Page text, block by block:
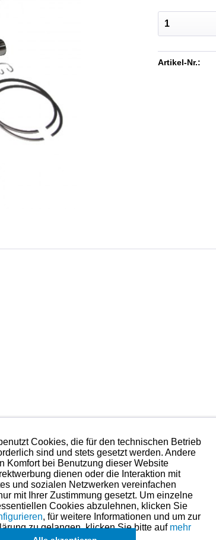
Artikel-Nr.:
der obersten Kategorie anzusiedeln. Der Hersteller
der angebotenen Kolben hier eingeflossen. Es
finden Sie in der Kategorien-Übersicht links oder fragen
sind (falls vorhanden) in der übergeordneten
aucheinzelne Ringe u. Kolbenangefragt werden.
Cookies, die für den technischen Betrieb
sind und stets gesetzt werden. Andere
Komfort bei Benutzung dieser Website
dienen oder die Interaktion mit
und sozialen Netzwerken vereinfachen
mit Ihrer Zustimmung gesetzt. Um einzelne
Cookies abzulehnen, klicken Sie
, für weitere Informationen und um zur
zu gelangen, klicken Sie bitte auf mehr